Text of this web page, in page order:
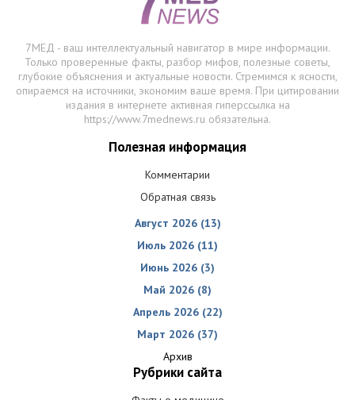
7МЕД - ваш интеллектуальный навигатор в мире информации.
Только проверенные факты, разбор мифов, полезные советы,
глубокие объяснения и актуальные новости. Стремимся к ясности,
опираемся на источники, экономим ваше время. При цитировании
издания в интернете активная гиперссылка на
https://www.7mednews.ru обязательна.
Полезная информация
Комментарии
Обратная связь
Август 2026 (13)
Июль 2026 (11)
Июнь 2026 (3)
Май 2026 (8)
Апрель 2026 (22)
Март 2026 (37)
Архив
Рубрики сайта